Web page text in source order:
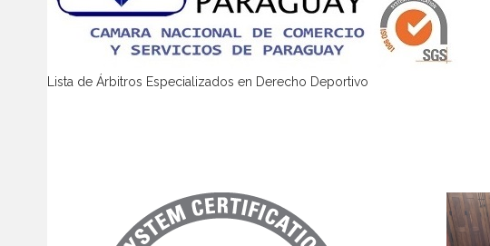
Lista de Árbitros Especializados en Derecho Deportivo